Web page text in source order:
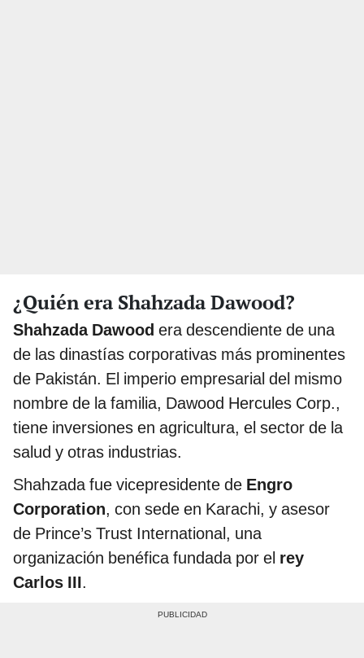
¿Quién era Shahzada Dawood?
Shahzada Dawood era descendiente de una
de las dinastías corporativas más prominentes
de Pakistán. El imperio empresarial del mismo
nombre de la familia, Dawood Hercules Corp.,
tiene inversiones en agricultura, el sector de la
salud y otras industrias.
Shahzada fue vicepresidente de Engro
Corporation, con sede en Karachi, y asesor
de Prince’s Trust International, una
organización benéfica fundada por el rey
Carlos III.